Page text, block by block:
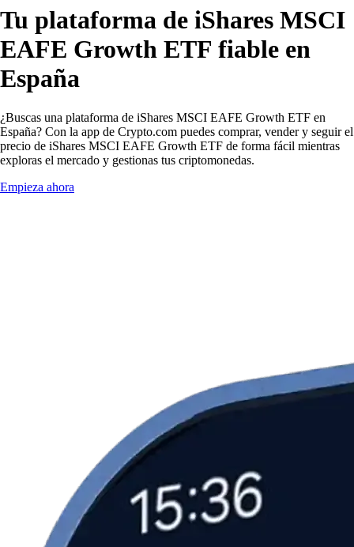
Tu plataforma de iShares MSCI
EAFE Growth ETF fiable en
España
¿Buscas una plataforma de iShares MSCI EAFE Growth ETF en
España? Con la app de Crypto.com puedes comprar, vender y seguir el
precio de iShares MSCI EAFE Growth ETF de forma fácil mientras
exploras el mercado y gestionas tus criptomonedas.
Empieza ahora